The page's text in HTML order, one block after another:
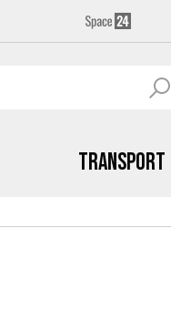
Transport